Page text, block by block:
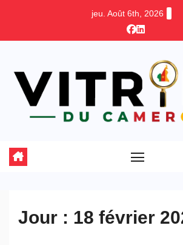
jeu. Août 6th, 2026
Jour : 18 février